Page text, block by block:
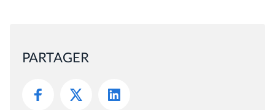
PARTAGER